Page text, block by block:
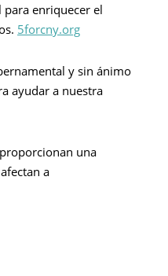
enriquecer el
5forcny.org
y sin ánimo
ayudar a nuestra
una
a